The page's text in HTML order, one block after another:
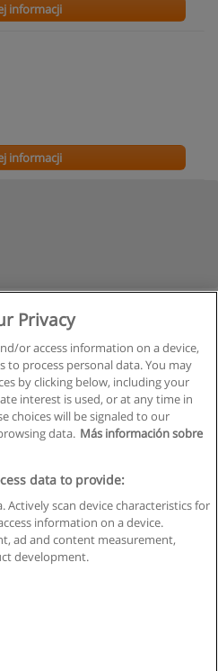
informacji
informacji
danych osobowych
z Educaedu
S.L. - CIF : B-95610580: -
Privacy
or access information on a device,
to process personal data. You may
by clicking below, including your
interest is used, or at any time in
choices will be signaled to our
data. Más información sobre
data to provide:
Actively scan device characteristics for
information on a device.
ad and content measurement,
development.